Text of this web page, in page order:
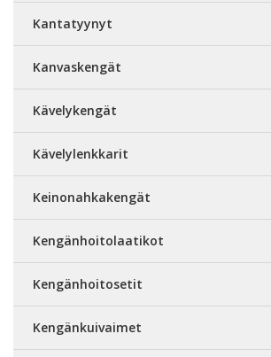
Kantatyynyt
Kanvaskengät
Kävelykengät
Kävelylenkkarit
Keinonahkakengät
Kengänhoitolaatikot
Kengänhoitosetit
Kengänkuivaimet